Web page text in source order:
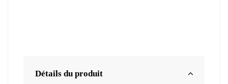
Détails du produit